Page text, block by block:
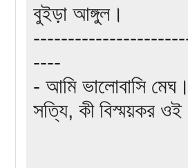
বুইড়া আঙ্গুল।
----
- আমি ভালোবাসি
সত্যি, কী বিস্ময়কর